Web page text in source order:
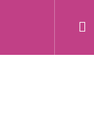
Doprava a